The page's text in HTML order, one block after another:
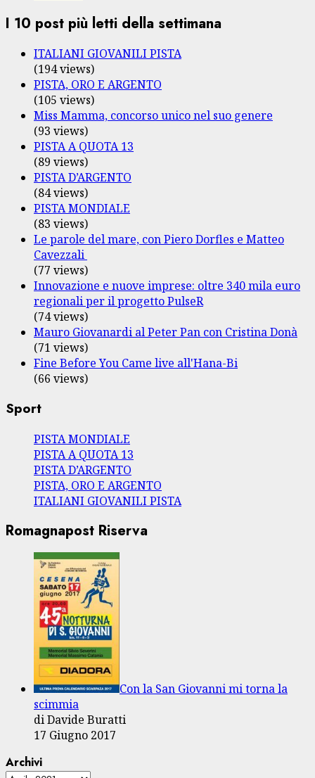
I 10 post più letti della settimana
ITALIANI GIOVANILI PISTA
(194 views)
PISTA, ORO E ARGENTO
(105 views)
Miss Mamma, concorso unico nel suo genere
(93 views)
PISTA A QUOTA 13
(89 views)
PISTA D’ARGENTO
(84 views)
PISTA MONDIALE
(83 views)
Le parole del mare, con Piero Dorfles e Matteo
Cavezzali
(77 views)
Innovazione e nuove imprese: oltre 340 mila euro
regionali per il progetto PulseR
(74 views)
Mauro Giovanardi al Peter Pan con Cristina Donà
(71 views)
Fine Before You Came live all'Hana-Bi
(66 views)
Sport
PISTA MONDIALE
PISTA A QUOTA 13
PISTA D’ARGENTO
PISTA, ORO E ARGENTO
ITALIANI GIOVANILI PISTA
Romagnapost Riserva
Con la San Giovanni mi torna la
scimmia
di Davide Buratti
17 Giugno 2017
Archivi